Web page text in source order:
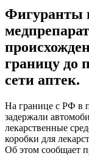
Фигуранты
границу до
сети аптек.
На границе с РФ в
задержали
лекарственные
коробки для
Об этом сообщает